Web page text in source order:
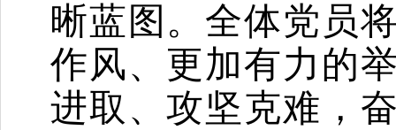
晰蓝图。全体党员
作风、更加有力的
进取、攻坚克难，